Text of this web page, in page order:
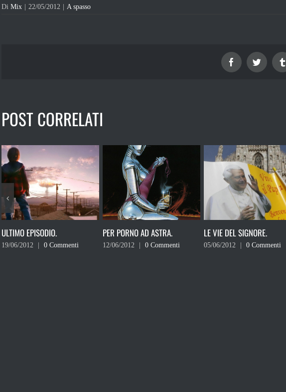
Di Mix 22/05/2012 A spasso
FacebookTwitter
POST CORRELATI
PER PORNO AD ASTRA.
12/06/2012 0 Commenti
LE VIE DEL SIGNORE.
05/06/2012 0 Commenti
SCENE DA UN TERREMOTO.
29/05/2012 0 Commenti